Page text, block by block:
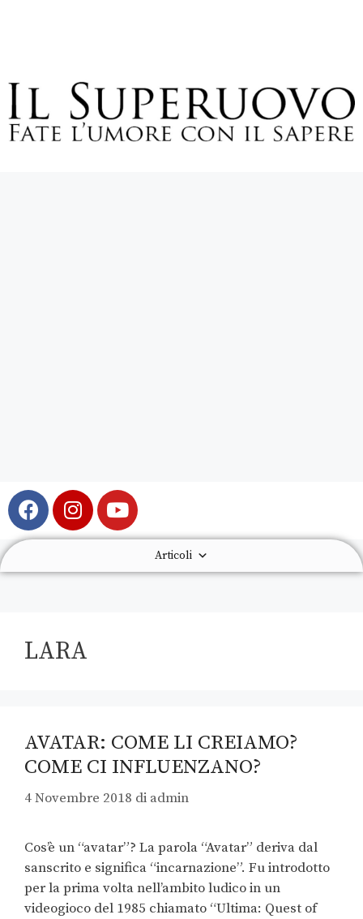
Articoli
LARA
AVATAR: COME LI CREIAMO?
COME CI INFLUENZANO?
4 Novembre 2018 di admin
Cos’è un “avatar”? La parola “Avatar” deriva dal
sanscrito e significa “incarnazione”. Fu introdotto
per la prima volta nell’ambito ludico in un
videogioco del 1985 chiamato “Ultima: Quest of